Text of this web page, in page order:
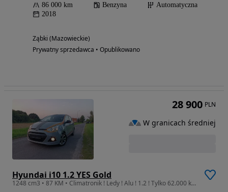
86 000 km Benzyna
Automatyczna
2018
Ząbki (Mazowieckie)
Prywatny sprzedawca • Opublikowano
Hyundai i10 1.2 YES Gold
1248 cm3 • 87 KM • Climatronik ! Ledy ! Alu ! 1.2 ! Tylko 62.000 km ! 1-ręka ! Oryginał !
28 900 PLN
W granicach średniej